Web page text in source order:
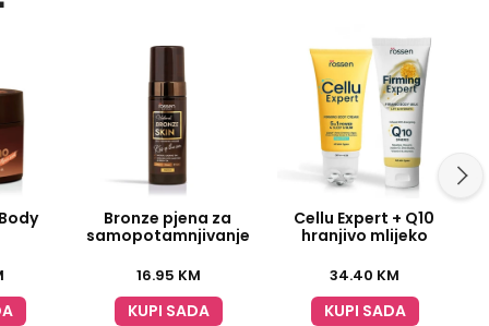
Bronze pjena za
samopotamnjivanje
16.95 KM
KUPI SADA
Cellu Expert + Q10
hranjivo mlijeko
34.40 KM
KUPI SADA